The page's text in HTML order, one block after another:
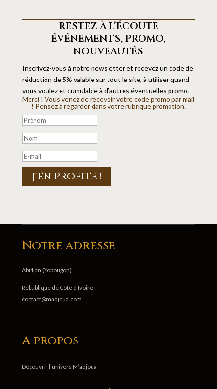
RESTEZ À L’ÉCOUTE
ÉVÉNEMENTS, PROMO,
NOUVEAUTÉS
Inscrivez-vous à notre newsletter et recevez un code de
réduction de 5% valable sur tout le site, à utiliser quand
vous voulez et cumulable à d’autres éventuelles promo.
Merci ! Vous venez de recevoir votre code promo par mail
! Pensez à regarder dans votre rubrique promotion.
J'EN PROFITE !
Notre adresse
Abidjan (Yopougon)
Rébublique de Côte d’Ivoire
contact@madjoua.com
A propos
Découvrir l’univers M’adjoua